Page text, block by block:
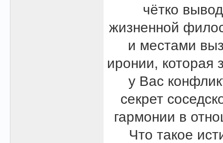
чётко
жизненной
и местами
иронии, которая
у Вас
секрет
гармонии в
Что такое